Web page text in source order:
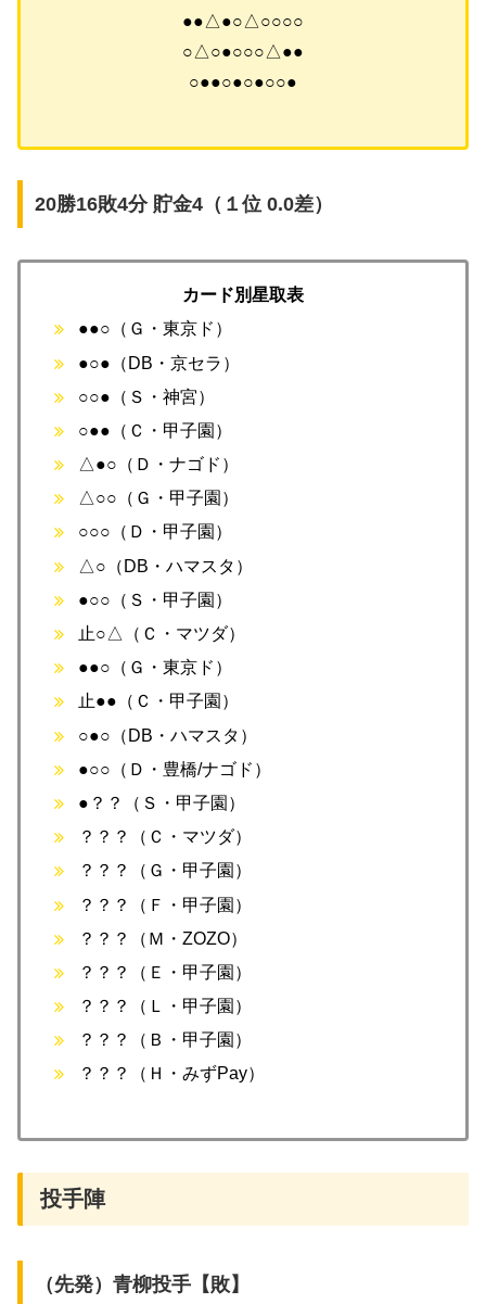
●●△●○△○○○○
○△○●○○○△●●
○●●○●○●○○●
20勝16敗4分 貯金4（１位 0.0差）
カード別星取表
●●○（Ｇ・東京ド）
●○●（DB・京セラ）
○○●（Ｓ・神宮）
○●●（Ｃ・甲子園）
△●○（Ｄ・ナゴド）
△○○（Ｇ・甲子園）
○○○（Ｄ・甲子園）
△○（DB・ハマスタ）
●○○（Ｓ・甲子園）
止○△（Ｃ・マツダ）
●●○（Ｇ・東京ド）
止●●（Ｃ・甲子園）
○●○（DB・ハマスタ）
●○○（Ｄ・豊橋/ナゴド）
●？？（Ｓ・甲子園）
？？？（Ｃ・マツダ）
？？？（Ｇ・甲子園）
？？？（Ｆ・甲子園）
？？？（Ｍ・ZOZO）
？？？（Ｅ・甲子園）
？？？（Ｌ・甲子園）
？？？（Ｂ・甲子園）
？？？（Ｈ・みずPay）
投手陣
（先発）青柳投手【敗】